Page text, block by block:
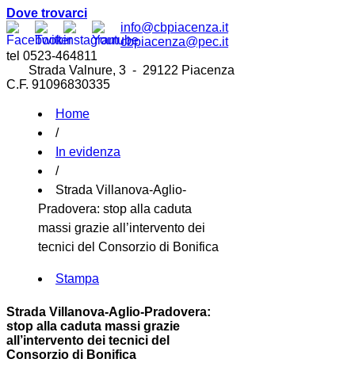
Dove trovarci
info@cbpiacenza.it
cbpiacenza@pec.it
tel 0523-464811
Strada Valnure, 3 - 29122 Piacenza
C.F. 91096830335
Home
/
In evidenza
/
Strada Villanova-Aglio-
Pradovera: stop alla caduta
massi grazie all’intervento dei
tecnici del Consorzio di Bonifica
Stampa
Strada Villanova-Aglio-Pradovera:
stop alla caduta massi grazie
all’intervento dei tecnici del
Consorzio di Bonifica